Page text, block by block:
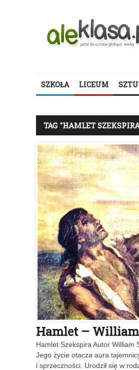
SZKOŁA LICEUM
TAG "HAMLET
Hamlet –
Hamlet Szekspira Autor
Jego życie otacza aura
i sprzeczności. Urodził się w